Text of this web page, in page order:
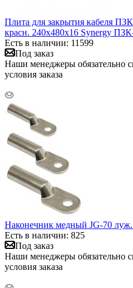
Плита для закрытия
красн. 240х480х16 Synergy
Есть в наличии: 11599
Под заказ
Наши менеджеры обязательно
условия заказа
Наконечник медный JG-70
Есть в наличии: 825
Под заказ
Наши менеджеры обязательно
условия заказа